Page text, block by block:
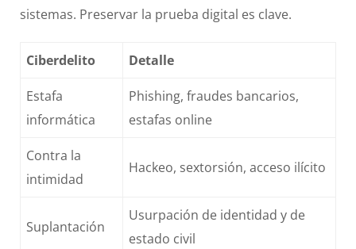
sistemas. Preservar la prueba digital es clave.
Ciberdelito Detalle
Estafa
informática
Phishing, fraudes bancarios,
estafas online
Contra la
intimidad
Hackeo, sextorsión, acceso ilícito
Suplantación
Usurpación de identidad y de
estado civil